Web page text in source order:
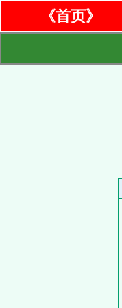
《首页》